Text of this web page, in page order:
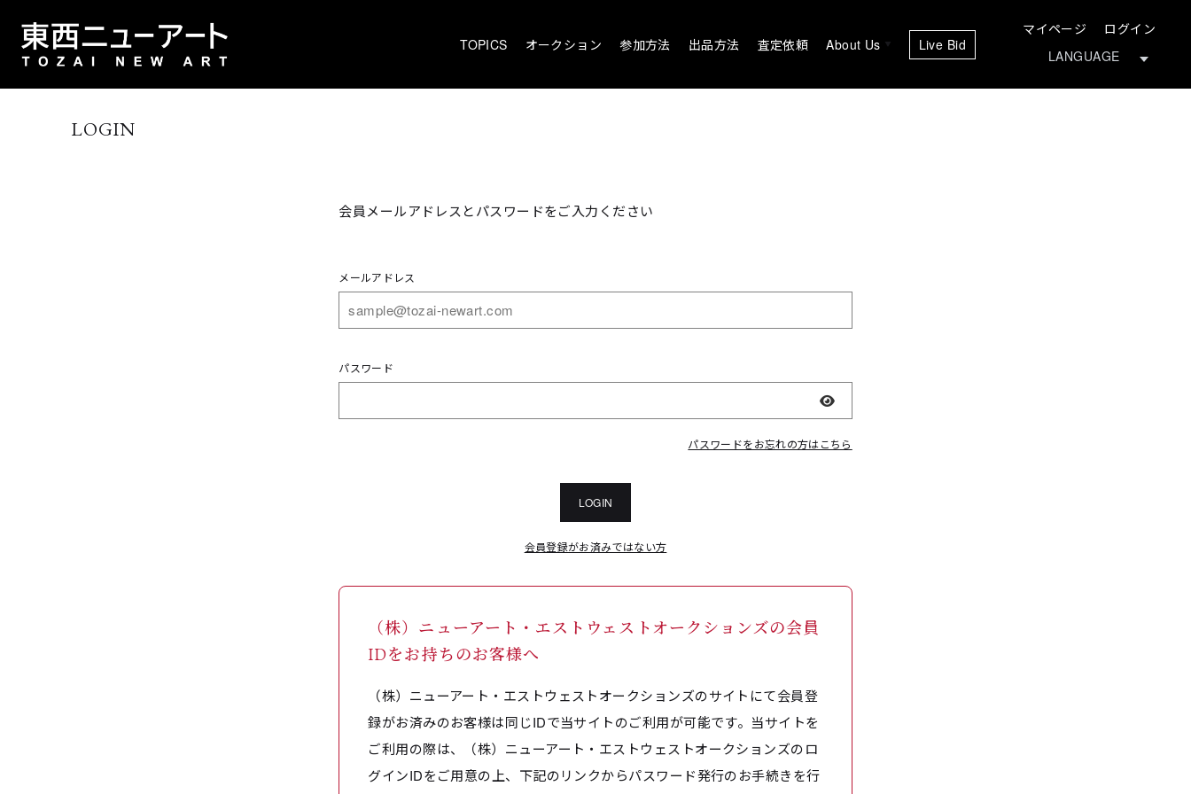
TOPICS オークション 参加方法 出品方法 査定依頼 About Us Live Bid
マイページ ログイン
LOGIN
会員メールアドレスとパスワードをご入力ください
メールアドレス
パスワード
表示
パスワードをお忘れの方はこちら
LOGIN
会員登録がお済みではない方
（株）ニューアート・エストウェストオークションズの会員
IDをお持ちのお客様へ
（株）ニューアート・エストウェストオークションズのサイトにて会員登
録がお済みのお客様は同じIDで当サイトのご利用が可能です。当サイトを
ご利用の際は、（株）ニューアート・エストウェストオークションズのロ
グインIDをご用意の上、下記のリンクからパスワード発行のお手続きを行